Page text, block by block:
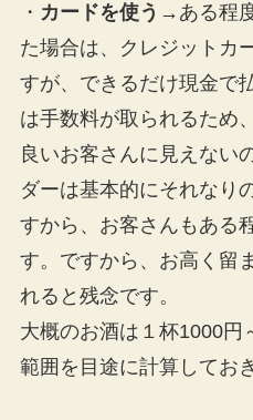
・ カードを使う →ある程
た場合は、クレジットカ
すが、できるだけ現金で
は手数料が取られるため
良いお客さんに見えない
ダーは基本的にそれなり
すから、お客さんもある
す。ですから、お高く留
れると残念です。
大概のお酒は１杯1000円
範囲を目途に計算してお